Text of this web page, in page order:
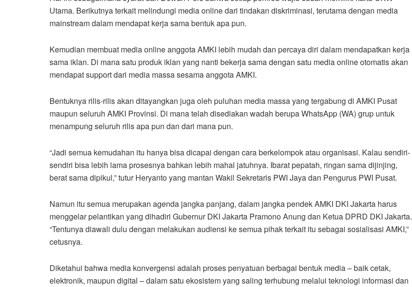
Utama. Berikutnya terkait melindungi media online dari tindakan diskriminasi, terutama dengan media
mainstream dalam mendapat kerja sama bentuk apa pun.
Kemudian membuat media online anggota AMKI lebih mudah dan percaya diri dalam mendapatkan kerja
sama iklan. Di mana satu produk iklan yang nanti bekerja sama dengan satu media online otomatis akan
mendapat support dari media massa sesama anggota AMKI.
Bentuknya rilis-rilis akan ditayangkan juga oleh puluhan media massa yang tergabung di AMKI Pusat
maupun seluruh AMKI Provinsi. Di mana telah disediakan wadah berupa WhatsApp (WA) grup untuk
menampung seluruh rilis apa pun dan dari mana pun.
“Jadi semua kemudahan itu hanya bisa dicapai dengan cara berkelompok atau organisasi. Kalau sendiri-
sendiri bisa lebih lama prosesnya bahkan lebih mahal jatuhnya. Ibarat pepatah, ringan sama dijinjing,
berat sama dipikul,” tutur Heryanto yang mantan Wakil Sekretaris PWI Jaya dan Pengurus PWI Pusat.
Namun itu semua merupakan agenda jangka panjang, dalam jangka pendek AMKI DKI Jakarta harus
menggelar pelantikan yang dihadiri Gubernur DKI Jakarta Pramono Anung dan Ketua DPRD DKI Jakarta.
“Tentunya diawali dulu dengan melakukan audiensi ke semua pihak terkait itu sebagai sosialisasi AMKI,”
cetusnya.
Diketahui bahwa media konvergensi adalah proses penyatuan berbagai bentuk media – baik cetak,
elektronik, maupun digital – dalam satu ekosistem yang saling terhubung melalui teknologi informasi dan